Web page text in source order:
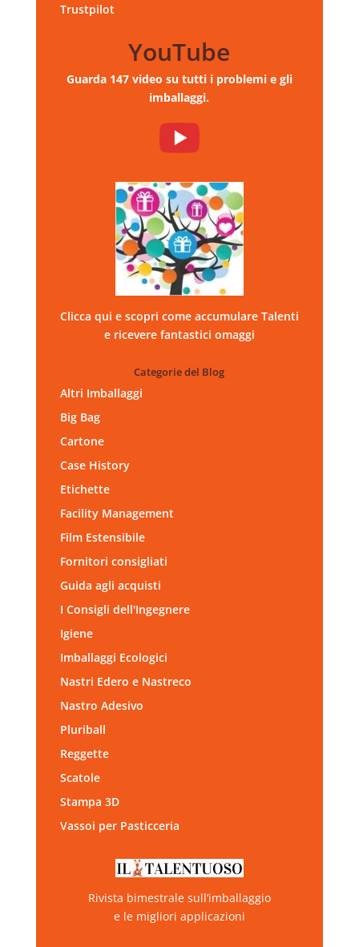
Trustpilot
YouTube
Guarda 147 video su tutti i problemi e gli
imballaggi.
Clicca qui e scopri come accumulare Talenti
e ricevere fantastici omaggi
Categorie del Blog
Altri Imballaggi
Big Bag
Cartone
Case History
Etichette
Facility Management
Film Estensibile
Fornitori consigliati
Guida agli acquisti
I Consigli dell'Ingegnere
Igiene
Imballaggi Ecologici
Nastri Edero e Nastreco
Nastro Adesivo
Pluriball
Reggette
Scatole
Stampa 3D
Vassoi per Pasticceria
Rivista bimestrale sull’imballaggio
e le migliori applicazioni